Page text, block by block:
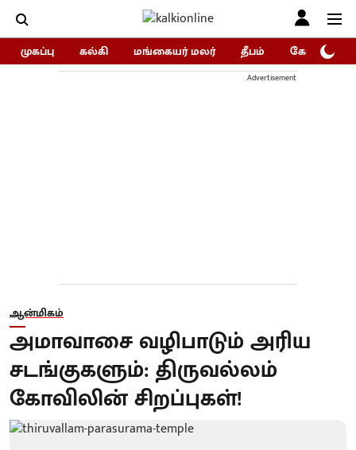
முகப்பு கல்கி மங்கையர் மலர் தீபம் கோகுலம்/
Advertisement
ஆன்மிகம்
அமாவாசை வழிபாடும் அரிய
சடங்குகளும்: திருவல்லம்
கோவிலின் சிறப்புகள்!